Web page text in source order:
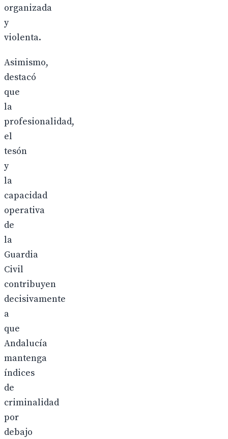
organizada
y
violenta.
Asimismo,
destacó
que
la
profesionalidad,
el
tesón
y
la
capacidad
operativa
de
la
Guardia
Civil
contribuyen
decisivamente
a
que
Andalucía
mantenga
índices
de
criminalidad
por
debajo